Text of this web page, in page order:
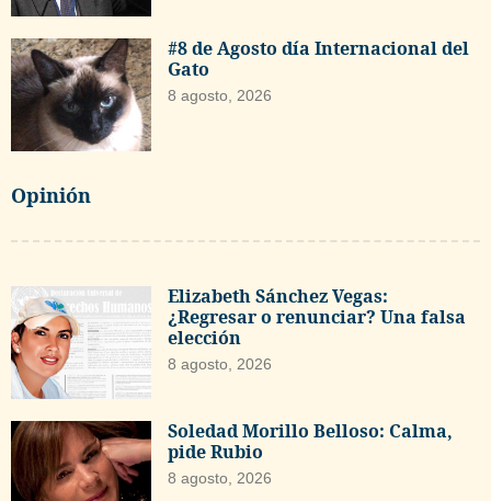
#8 de Agosto día Internacional del
Gato
8 agosto, 2026
Opinión
Elizabeth Sánchez Vegas:
¿Regresar o renunciar? Una falsa
elección
8 agosto, 2026
Soledad Morillo Belloso: Calma,
pide Rubio
8 agosto, 2026